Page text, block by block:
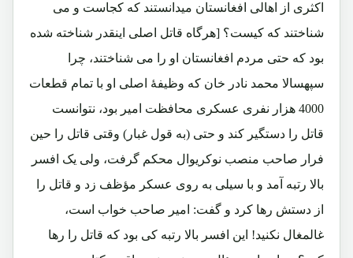
اکثری از اهالی افغانستان میدانستند که کجاست و می
شناختند که کیست؟ [هرگاه قاتل اصلی اینقدر شناخته شده
بود که حتی مردم افغانستان او را می شناختند، چرا
سپهسالا محمد نادر خان که وظیفۀ اصلی او با تمام قطعات
4000 هزار نفری عسکری محافظت امیر بود، نتوانست
قاتل را دستگیر کند و حتی (به قول غبار) وقتی قاتل را حین
فرار صاحب منصب نوکریوال محکم گرفت، ولی یک افسر
بالا رتبه آمد و با سیلی به روی عسکر مؤظف زد و قاتل را
از دستش رها کرد و گفت: امیر صاحب خواب است،
غالمغال نکنید! این افسر بالا رتبه کی بود که قاتل را رها